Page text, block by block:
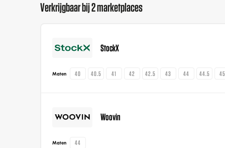
Verkrijgbaar bij 2 marketplaces
StockX
Maten 40 40.5 41 42 42.5 43 44 44.5 45
Woovin
Maten 44